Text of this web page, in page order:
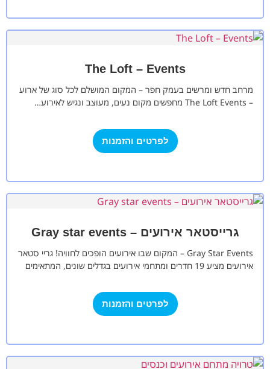
The Loft – Events
מרחב חדש ומרשים בעמק חפר – המקום המושלם לכל סוג של ארוע
– The Loft Events מחפשים מקום נעים, מעוצב ונגיש לאירוע…
לפרטים והזמנות
גרייסטאר אירועים – Gray star events
Gray Star Events – המקום שבו אירועים הופכים לחוויה! גריי סטאר
אירועים מציע 19 חדרים ומתחמי אירועים בגדלים שונים, המתאימים
לפרטים והזמנות